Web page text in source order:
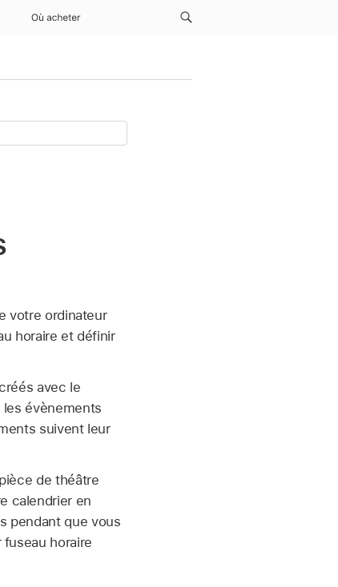
Où acheter
votre ordinateur
horaire et définir
avec le
les évènements
suivent leur
de théâtre
calendrier en
pendant que vous
fuseau horaire